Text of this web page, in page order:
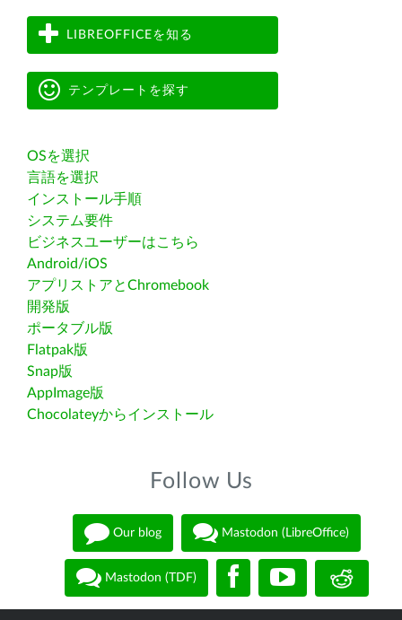
LIBREOFFICEを知る
テンプレートを探す
OSを選択
言語を選択
インストール手順
システム要件
ビジネスユーザーはこちら
Android/iOS
アプリストアとChromebook
開発版
ポータブル版
Flatpak版
Snap版
AppImage版
Chocolateyからインストール
Follow Us
Our blog Mastodon (LibreOffice)
Mastodon (TDF)